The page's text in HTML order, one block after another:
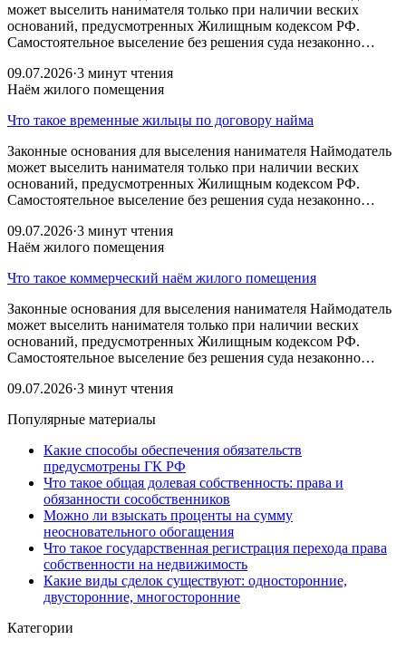
может выселить нанимателя только при наличии веских
оснований, предусмотренных Жилищным кодексом РФ.
Самостоятельное выселение без решения суда незаконно…
09.07.2026·3 минут чтения
Наём жилого помещения
Что такое временные жильцы по договору найма
Законные основания для выселения нанимателя Наймодатель
может выселить нанимателя только при наличии веских
оснований, предусмотренных Жилищным кодексом РФ.
Самостоятельное выселение без решения суда незаконно…
09.07.2026·3 минут чтения
Наём жилого помещения
Что такое коммерческий наём жилого помещения
Законные основания для выселения нанимателя Наймодатель
может выселить нанимателя только при наличии веских
оснований, предусмотренных Жилищным кодексом РФ.
Самостоятельное выселение без решения суда незаконно…
09.07.2026·3 минут чтения
Популярные материалы
Какие способы обеспечения обязательств
предусмотрены ГК РФ
Что такое общая долевая собственность: права и
обязанности сособственников
Можно ли взыскать проценты на сумму
неосновательного обогащения
Что такое государственная регистрация перехода права
собственности на недвижимость
Какие виды сделок существуют: односторонние,
двусторонние, многосторонние
Категории